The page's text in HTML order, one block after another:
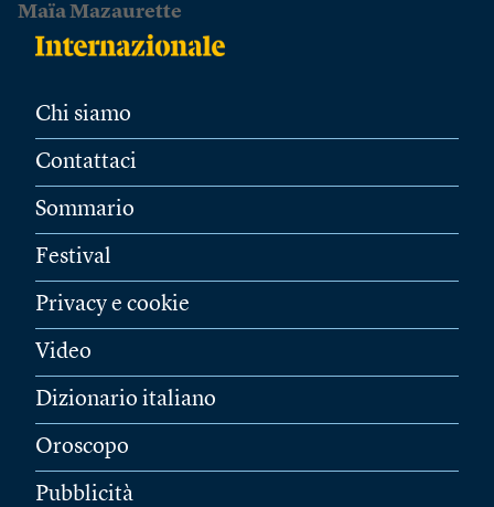
Maïa Mazaurette
Chi siamo
Contattaci
Sommario
Festival
Privacy e cookie
Video
Dizionario italiano
Oroscopo
Pubblicità